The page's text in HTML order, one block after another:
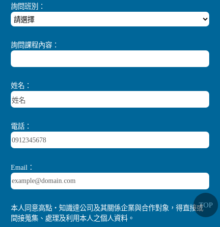
詢問班別：
詢問課程內容：
姓名：
電話：
Email：
本人同意高點‧知識達公司及其關係企業與合作對象，得直接或
間接蒐集、處理及利用本人之個人資料。
TOP